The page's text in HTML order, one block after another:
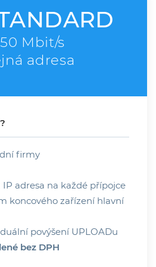
Mbit/s
adresa
firmy
IP adresa na každé přípojce
koncového zařízení hlavní
povýšení UPLOADu
bez DPH